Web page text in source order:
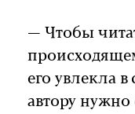
— Чтобы
его увлекла
автору нужно